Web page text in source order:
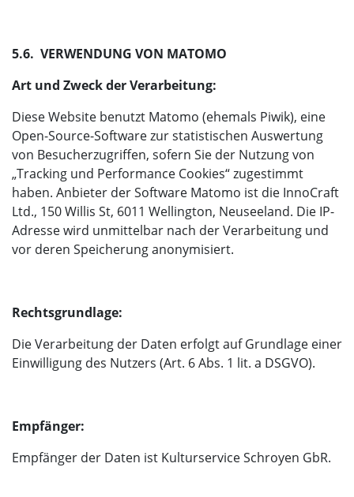
5.6. VERWENDUNG VON MATOMO
Art und Zweck der Verarbeitung:
Diese Website benutzt Matomo (ehemals Piwik), eine
Open-Source-Software zur statistischen Auswertung
von Besucherzugriffen, sofern Sie der Nutzung von
„Tracking und Performance Cookies“ zugestimmt
haben. Anbieter der Software Matomo ist die InnoCraft
Ltd., 150 Willis St, 6011 Wellington, Neuseeland. Die IP-
Adresse wird unmittelbar nach der Verarbeitung und
vor deren Speicherung anonymisiert.
Rechtsgrundlage:
Die Verarbeitung der Daten erfolgt auf Grundlage einer
Einwilligung des Nutzers (Art. 6 Abs. 1 lit. a DSGVO).
Empfänger:
Empfänger der Daten ist Kulturservice Schroyen GbR.